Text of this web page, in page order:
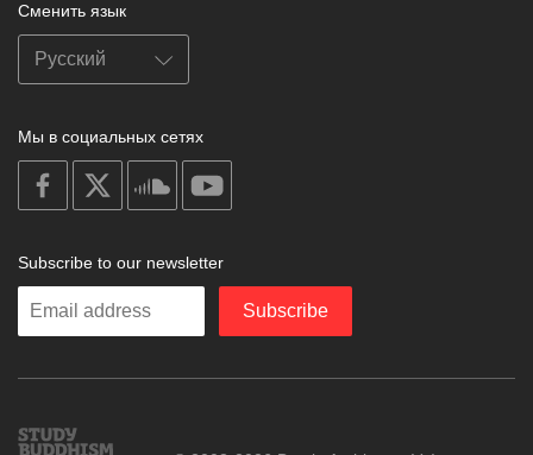
Сменить язык
Мы в социальных сетях
on
facebook
soundcloud
Subscribe to our newsletter
Enter
Subscribe
Study